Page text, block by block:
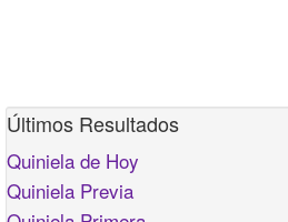
Últimos Resultados
Quiniela de Hoy
Quiniela Previa